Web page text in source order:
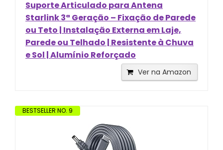
Suporte Articulado para Antena
Starlink 3ª Geração – Fixação de Parede
ou Teto | Instalação Externa em Laje,
Parede ou Telhado | Resistente à Chuva
e Sol | Alumínio Reforçado
Ver na Amazon
BESTSELLER NO. 9